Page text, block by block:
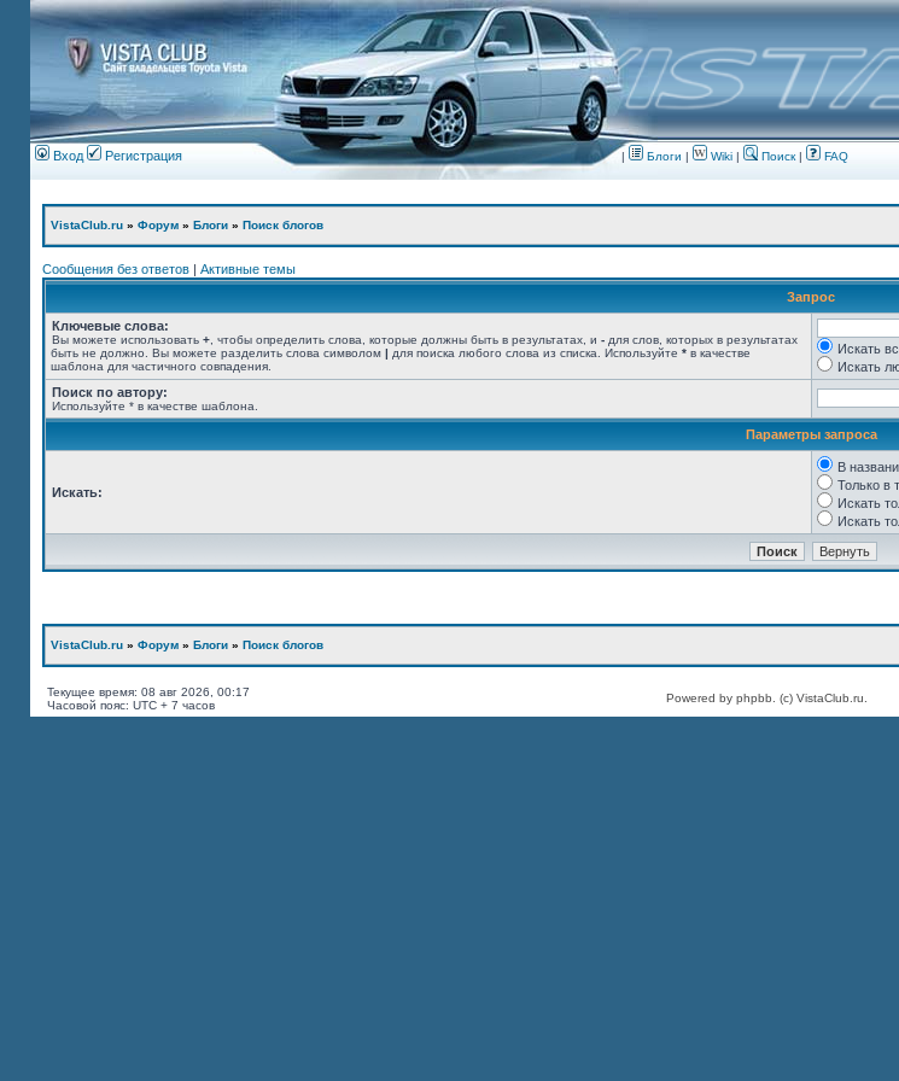
Вход Регистрация | Блоги | Wiki | Поиск| FAQ
VistaClub.ru » Форум » Блоги » Поиск блогов
Сообщения без ответов | Активные темы
Запрос
Ключевые слова:
Вы можете использовать + , чтобы определить слова, которые должны быть в результатах, и - для слов, которых в результатах
быть не должно. Вы можете разделить слова символом | для поиска любого слова из списка. Используйте * в качестве
шаблона для частичного совпадения.
Искать
Искать
Поиск по автору:
Используйте * в качестве шаблона.
Параметры запроса
Искать:
В
Только в
Искать
Искать
VistaClub.ru » Форум » Блоги » Поиск блогов
Текущее время: 08 авг 2026, 00:17
Часовой пояс: UTC + 7 часов
Powered by phpbb. (c) VistaClub.ru.